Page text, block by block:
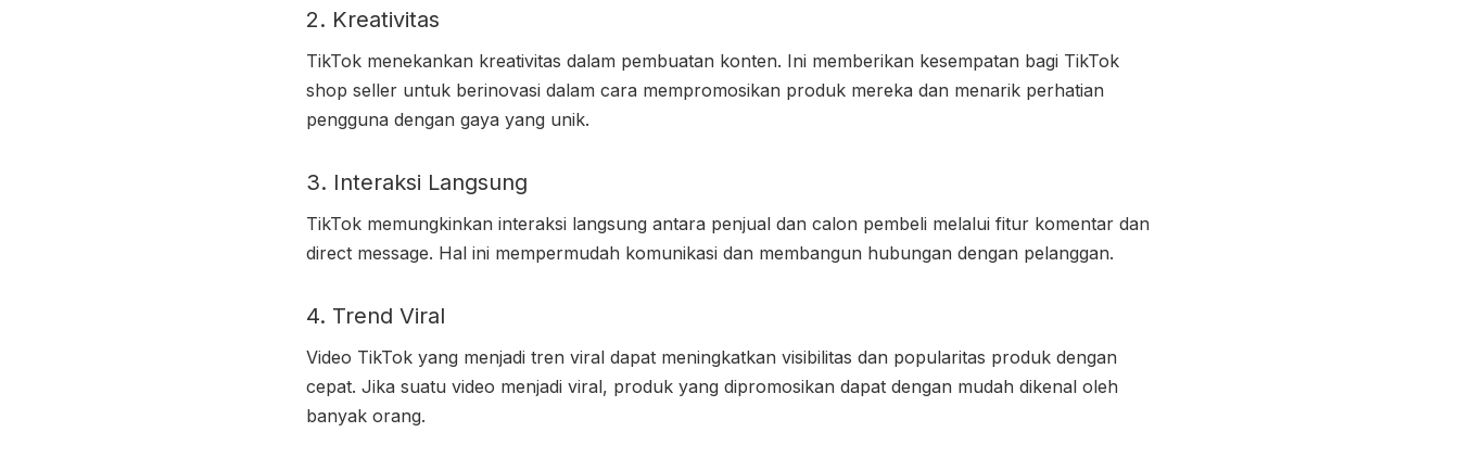
2. Kreativitas
TikTok menekankan kreativitas dalam pembuatan konten. Ini memberikan kesempatan bagi TikTok
shop seller untuk berinovasi dalam cara mempromosikan produk mereka dan menarik perhatian
pengguna dengan gaya yang unik.
3. Interaksi Langsung
TikTok memungkinkan interaksi langsung antara penjual dan calon pembeli melalui fitur komentar dan
direct message. Hal ini mempermudah komunikasi dan membangun hubungan dengan pelanggan.
4. Trend Viral
Video TikTok yang menjadi tren viral dapat meningkatkan visibilitas dan popularitas produk dengan
cepat. Jika suatu video menjadi viral, produk yang dipromosikan dapat dengan mudah dikenal oleh
banyak orang.